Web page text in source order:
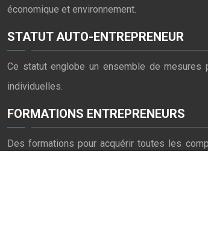
économique et environnement.
STATUT AUTO-ENTREPRENEUR
Ce statut englobe un ensemble de mesures
individuelles.
FORMATIONS ENTREPRENEURS
Des formations pour acquérir toutes les